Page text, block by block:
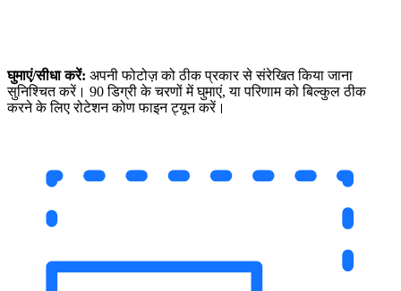
घुमाएं/सीधा करें: अपनी फोटोज़ को ठीक प्रकार से संरेखित किया जाना
सुनिश्चित करें। 90 डिग्री के चरणों में घुमाएं, या परिणाम को बिल्कुल ठीक
करने के लिए रोटेशन कोण फाइन ट्यून करें।